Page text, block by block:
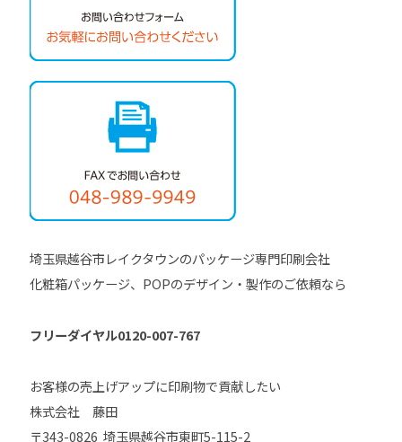
埼玉県越谷市レイクタウンのパッケージ専門印刷会社
化粧箱パッケージ、POPのデザイン・製作のご依頼なら
フリーダイヤル0120-007-767
お客様の売上げアップに印刷物で貢献したい
株式会社 藤田
〒343-0826 埼玉県越谷市東町5-115-2